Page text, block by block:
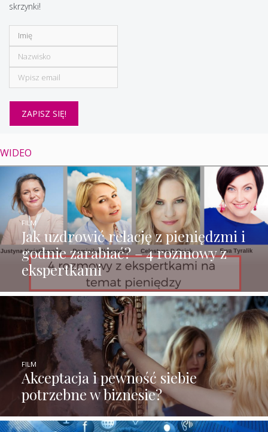
skrzynki!
WIDEO
Jak uzdrowić relację z pieniędzmi i
godnie zarabiać? – 4 rozmowy z
ekspertkami
FILM
Akceptacja i pewność siebie
potrzebne w biznesie?
FILM